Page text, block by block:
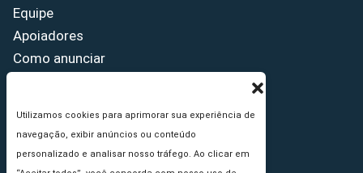
Utilizamos cookies para aprimorar sua experiência de
navegação, exibir anúncios ou conteúdo
personalizado e analisar nosso tráfego. Ao clicar em
Equipe
Apoiadores
Como anunciar
Princípios Editoriais